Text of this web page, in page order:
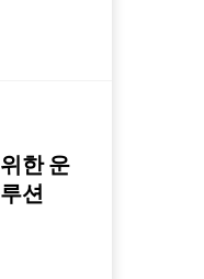
한 운
션